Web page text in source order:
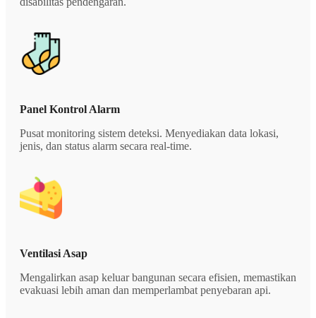
Panel Kontrol Alarm
Pusat monitoring sistem deteksi. Menyediakan data lokasi,
jenis, dan status alarm secara real-time.
Ventilasi Asap
Mengalirkan asap keluar bangunan secara efisien, memastikan
evakuasi lebih aman dan memperlambat penyebaran api.